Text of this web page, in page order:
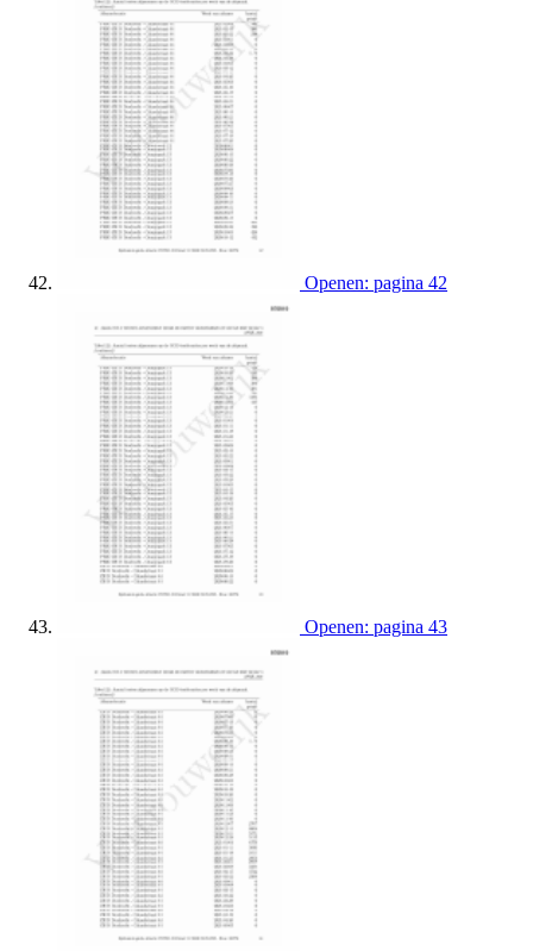
Openen: pagina 42
Openen: pagina 43